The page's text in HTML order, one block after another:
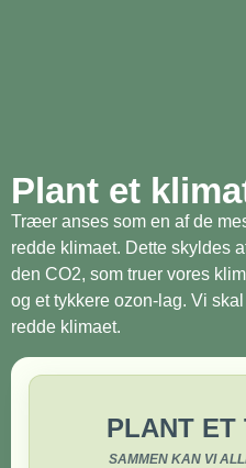
Plant et
Træer anses som en af de
redde klimaet. Dette skyldes
den CO2, som truer vores
og et tykkere ozon-lag. Vi
redde klimaet.
PLANT
SAMMEN KAN VI